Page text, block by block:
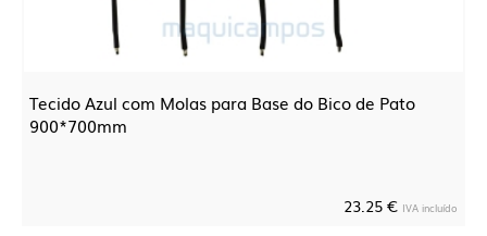
Tecido Azul com Molas para Base do Bico de Pato
900*700mm
23.25 € IVA incluído